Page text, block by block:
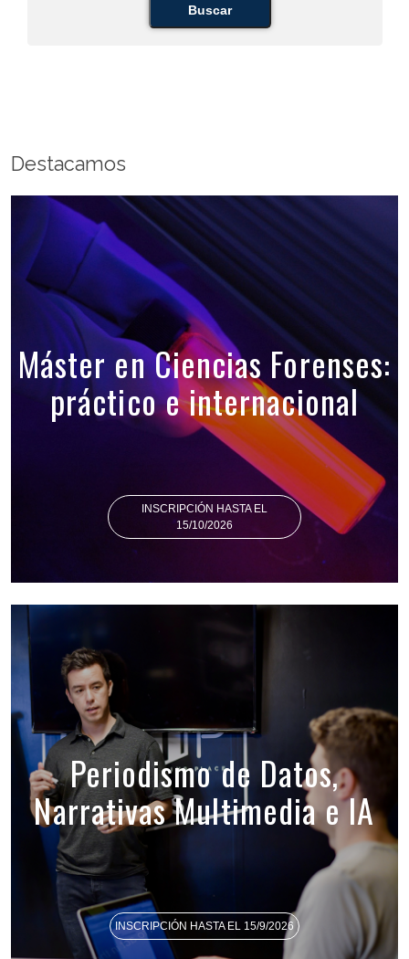
Buscar
Destacamos
Máster en Ciencias Forenses:
práctico e internacional
INSCRIPCIÓN HASTA EL
15/10/2026
Periodismo de Datos,
Narrativas Multimedia e IA
INSCRIPCIÓN HASTA EL 15/9/2026